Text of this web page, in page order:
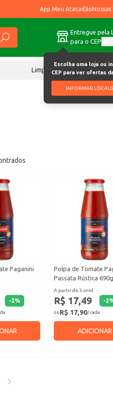
App Meu AtacadãoNossas
Entregue pela
para o CEP
Escolha uma loja ou
CEP para ver ofertas
INFORMAR
Limpeza
Paganini
-2%
Polpa de Tomate
Passata Rústica 690g
A partir de 3 unid.
R$ 17,49 -2
ouR$ 17,90/ cada
ADICIONAR